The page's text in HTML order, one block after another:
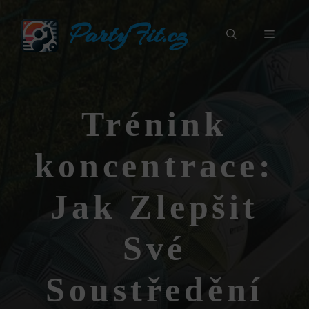
obsah
PartyFit.cz Menu
Trénink
koncentrace:
Jak Zlepšit
Své
Soustředění